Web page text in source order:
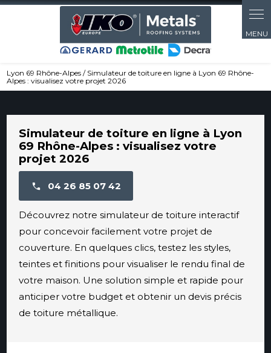
Lyon 69 Rhône-Alpes / Simulateur de toiture en ligne à Lyon 69 Rhône-
Alpes : visualisez votre projet 2026
Simulateur de toiture en ligne à Lyon
69 Rhône-Alpes : visualisez votre
projet 2026
04 26 85 07 42
Découvrez notre simulateur de toiture interactif
pour concevoir facilement votre projet de
couverture. En quelques clics, testez les styles,
teintes et finitions pour visualiser le rendu final de
votre maison. Une solution simple et rapide pour
anticiper votre budget et obtenir un devis précis
de toiture métallique.
Panneau de gestion des cookies